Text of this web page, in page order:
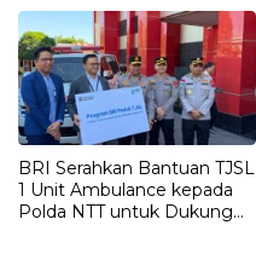
BRI Serahkan Bantuan TJSL
1 Unit Ambulance kepada
Polda NTT untuk Dukung